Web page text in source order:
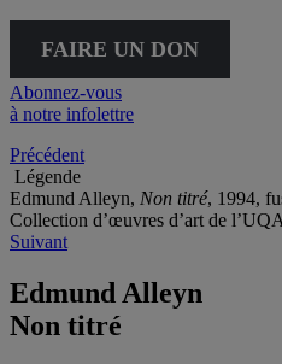
FAIRE UN DON
Abonnez-vous
à notre infolettre
Précédent
Légende
Edmund Alleyn, Non titré, 1994,
Collection d’œuvres d’art de
Suivant
Edmund Alleyn
Non titré